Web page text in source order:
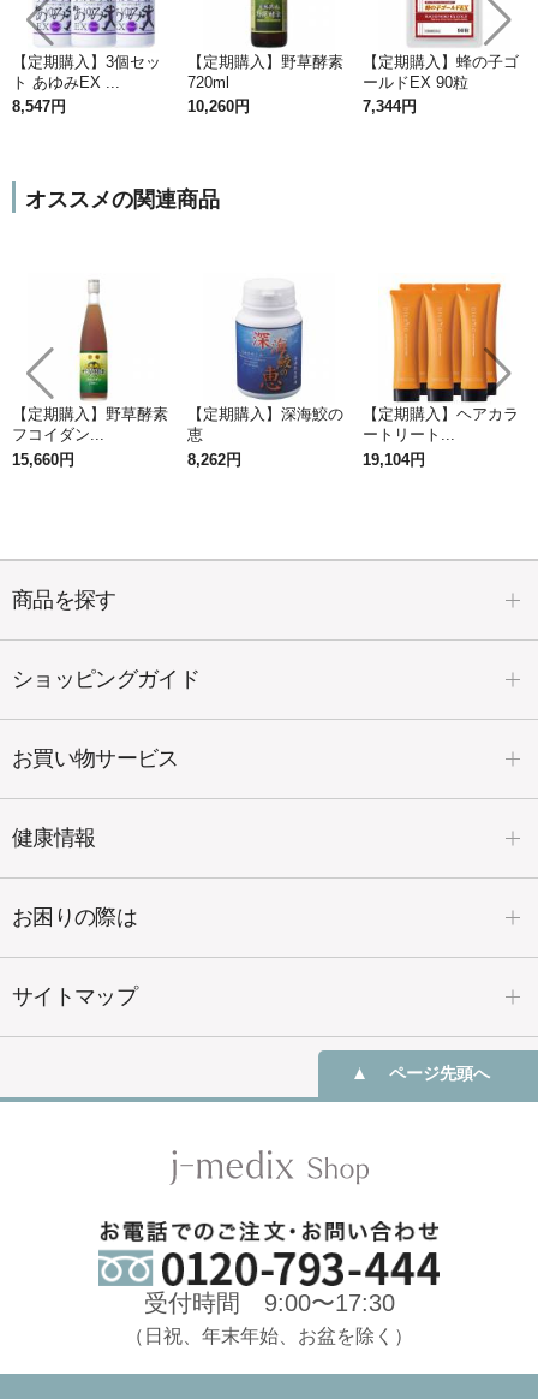
【定期購入】3個セッ
ト あゆみEX ...
8,547円
【定期購入】野草酵素
720ml
10,260円
【定期購入】蜂の子ゴ
ールドEX 90粒
7,344円
オススメの関連商品
【定期購入】野草酵素
フコイダン...
15,660円
【定期購入】深海鮫の
恵
8,262円
【定期購入】ヘアカラ
ートリート...
19,104円
商品を探す
ショッピングガイド
お買い物サービス
健康情報
お困りの際は
サイトマップ
ページ先頭へ
受付時間 9:00〜17:30
（日祝、年末年始、お盆を除く）